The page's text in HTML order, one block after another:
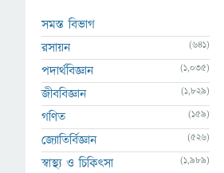
সমস্ত বিভাগ
রসায়ন
(641)
পদার্থবিজ্ঞান (1,035)
জীববিজ্ঞান (1,829)
গণিত (159)
জ্যোতির্বিজ্ঞান (526)
স্বাস্থ্য ও চিকিৎসা (1,989)